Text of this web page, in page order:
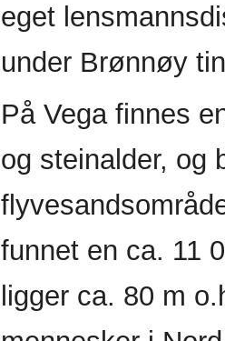
eget
under Brønnøy
På Vega finnes
og steinalder, og
funnet en ca. 11
ligger ca. 80 m